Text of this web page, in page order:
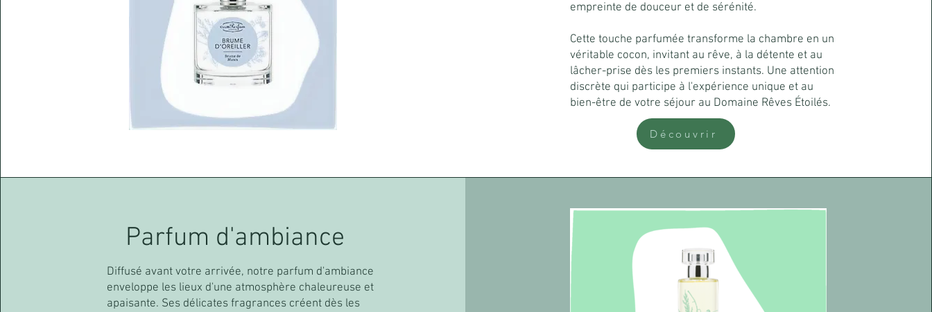
empreinte de douceur et de sérénité.
Cette touche parfumée transforme la chambre en un
véritable cocon, invitant au rêve, à la détente et au
lâcher-prise dès les premiers instants. Une attention
discrète qui participe à l'expérience unique et au
bien-être de votre séjour au Domaine Rêves Étoilés.
Découvrir
Parfum d'ambiance
Diffusé avant votre arrivée, notre parfum d'ambiance
enveloppe les lieux d'une atmosphère chaleureuse et
apaisante. Ses délicates fragrances créent dès les